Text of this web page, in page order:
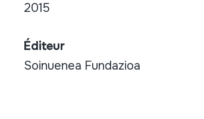
2015
Éditeur
Soinuenea Fundazioa